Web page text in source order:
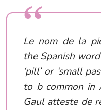
Le nom de la
the Spanish
‘pill’ or ‘small
to b common in
Gaul atteste de